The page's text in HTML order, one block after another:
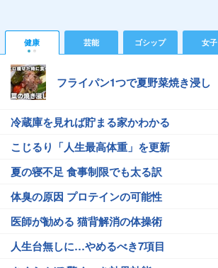
健康 芸能 ゴシップ 女子
フライパン1つで夏野菜焼き浸し
冷蔵庫を見れば貯まる家かわかる
こじるり「人生最高体重」を更新
夏の寝不足 食事制限でも太る訳
体臭の原因 プロテインの可能性
医師が勧める 猫背解消の体操術
人生台無しに…やめるべき7項目